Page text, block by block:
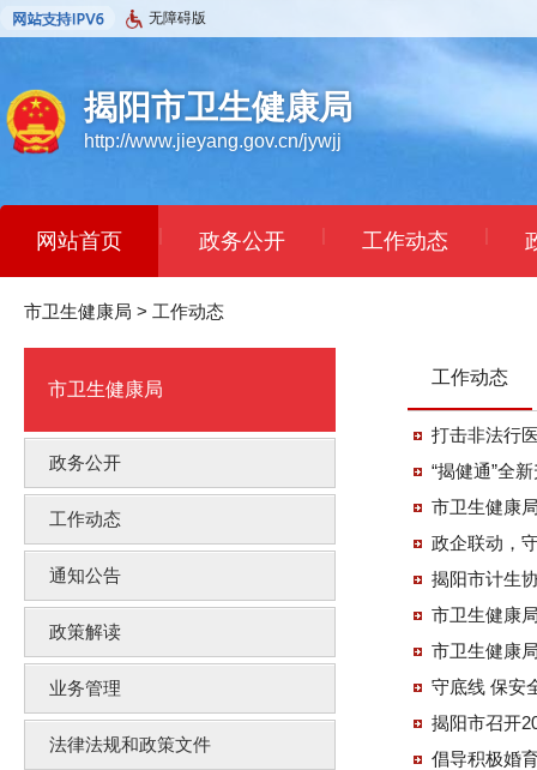
无障碍版
揭阳市卫生健康局
http://www.jieyang.gov.cn/jywjj
网站首页 | 政务公开 | 工作动态 |
依申请公开 | 民意征集
市卫生健康局 > 工作动态
市卫生健康局
政务公开
工作动态
通知公告
政策解读
业务管理
法律法规和政策文件
工作动态
打击非法行
“揭健通”全
市卫生健康
政企联动，
揭阳市计生
市卫生健康
市卫生健康
守底线 保安
揭阳市召开
倡导积极婚